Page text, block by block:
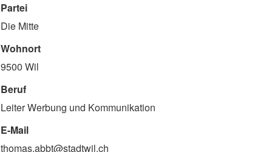
Partei
Die Mitte
Wohnort
9500 Wil
Beruf
Leiter Werbung und Kommunikation
E-Mail
thomas.abbt@stadtwil.ch